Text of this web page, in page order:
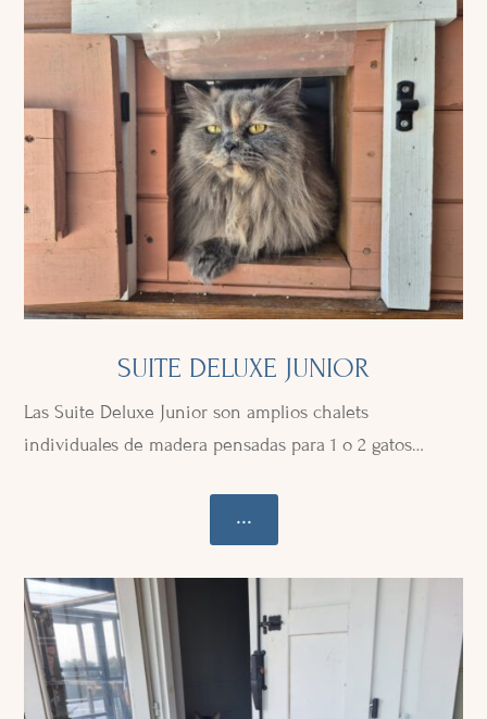
SUITE DELUXE JUNIOR
Las Suite Deluxe Junior son amplios chalets
individuales de madera pensadas para 1 o 2 gatos…
...